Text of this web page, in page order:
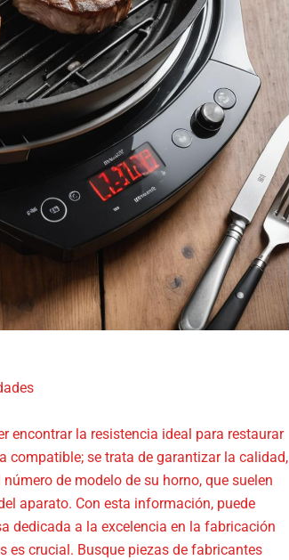
encontrar la resistencia ideal para restaurar
compatible; se trata de garantizar la calidad,
de modelo de su horno, que suelen
aparato. Con esta información, puede
dedicada a la excelencia en la fabricación
es crucial. Busque piezas de fabricantes